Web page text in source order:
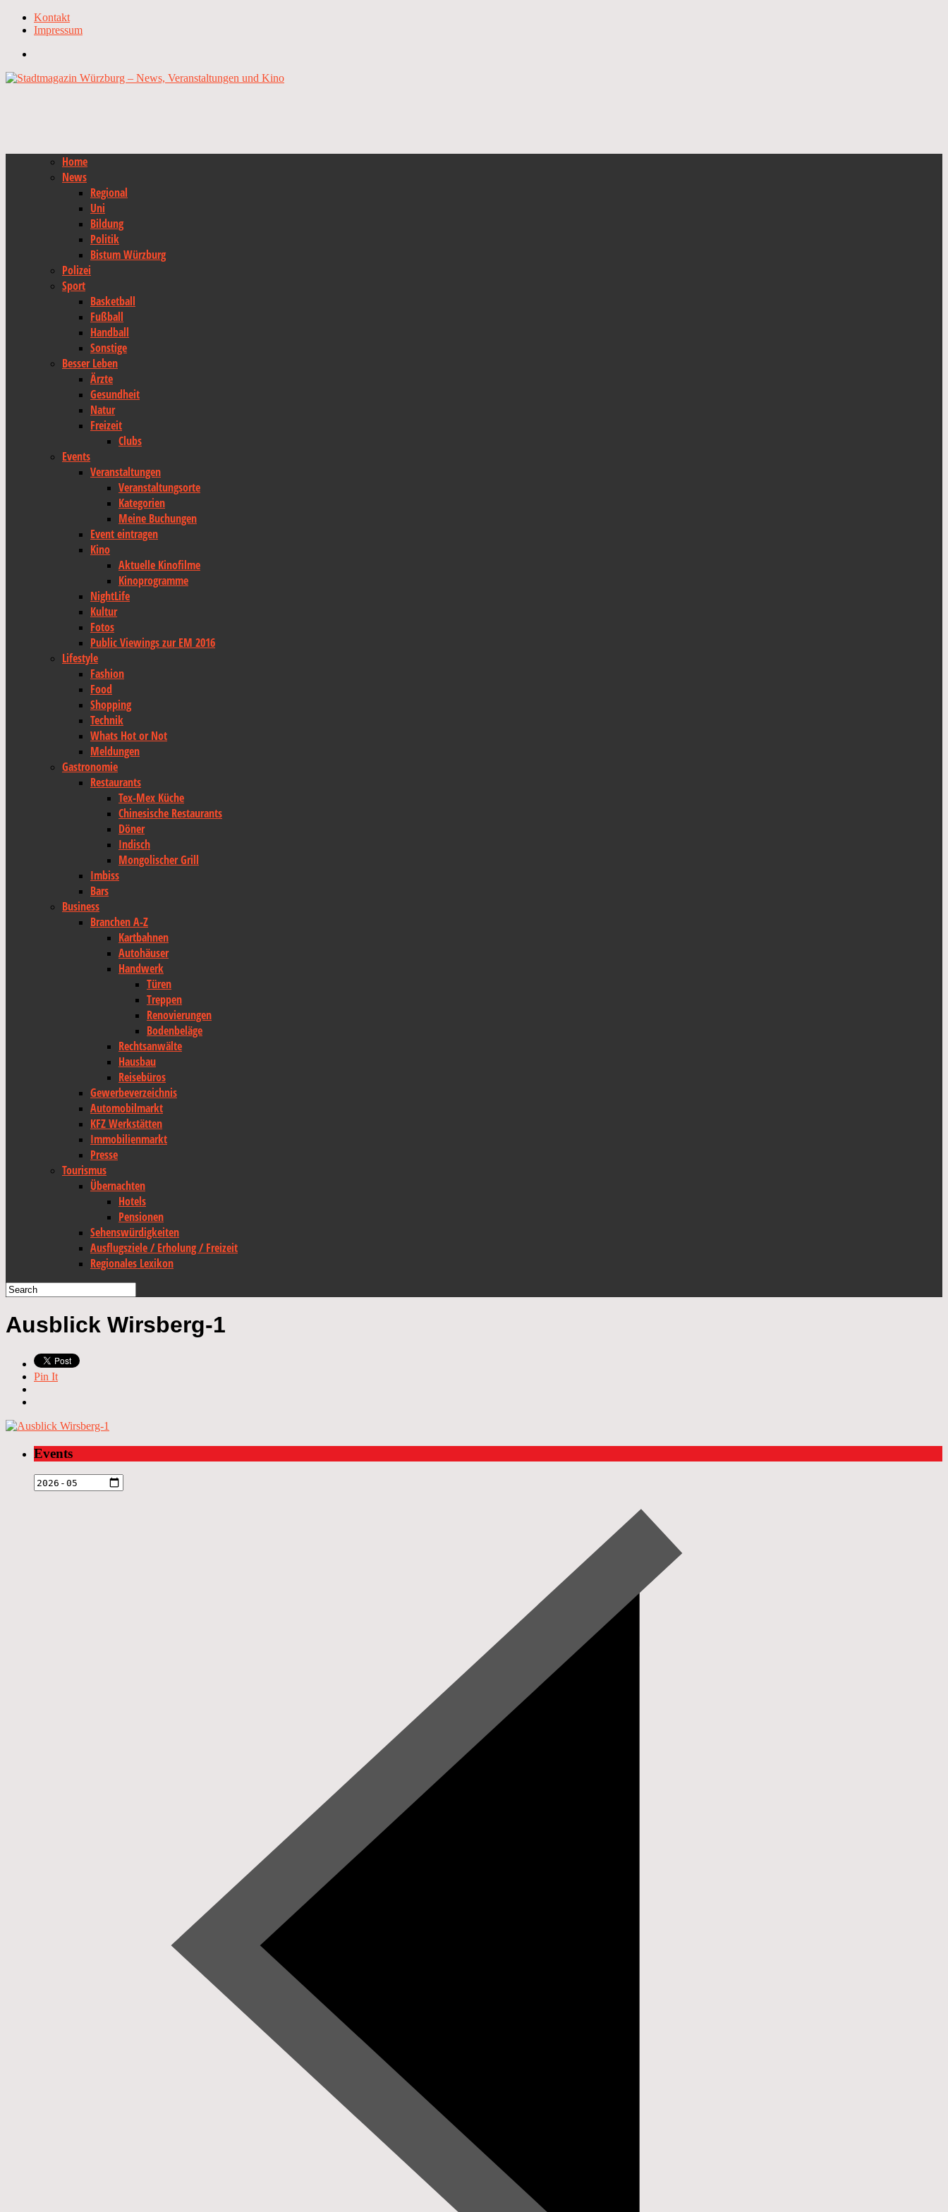
Kontakt
Impressum
Home
News
Regional
Uni
Bildung
Politik
Bistum Würzburg
Polizei
Sport
Basketball
Fußball
Handball
Sonstige
Besser Leben
Ärzte
Gesundheit
Natur
Freizeit
Clubs
Events
Veranstaltungen
Veranstaltungsorte
Kategorien
Meine Buchungen
Event eintragen
Kino
Aktuelle Kinofilme
Kinoprogramme
NightLife
Kultur
Fotos
Public Viewings zur EM 2016
Lifestyle
Fashion
Food
Shopping
Technik
Whats Hot or Not
Meldungen
Gastronomie
Restaurants
Tex-Mex Küche
Chinesische Restaurants
Döner
Indisch
Mongolischer Grill
Imbiss
Bars
Business
Branchen A-Z
Kartbahnen
Autohäuser
Handwerk
Türen
Treppen
Renovierungen
Bodenbeläge
Rechtsanwälte
Hausbau
Reisebüros
Gewerbeverzeichnis
Automobilmarkt
KFZ Werkstätten
Immobilienmarkt
Presse
Tourismus
Übernachten
Hotels
Pensionen
Sehenswürdigkeiten
Ausflugsziele / Erholung / Freizeit
Regionales Lexikon
Ausblick Wirsberg-1
Pin It
Events